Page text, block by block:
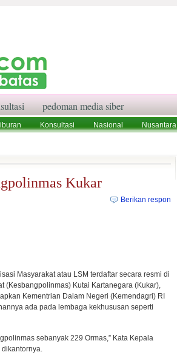
pedoman media siber
Konsultasi Nasional Nusantara
Kukar
Berikan respon
Masyarakat atau LSM terdaftar secara resmi di
(Kesbangpolinmas) Kutai Kartanegara (Kukar),
Kementrian Dalam Negeri (Kemendagri) RI
ada pada lembaga kekhususan seperti
sebanyak 229 Ormas,” Kata Kepala
dikantornya.